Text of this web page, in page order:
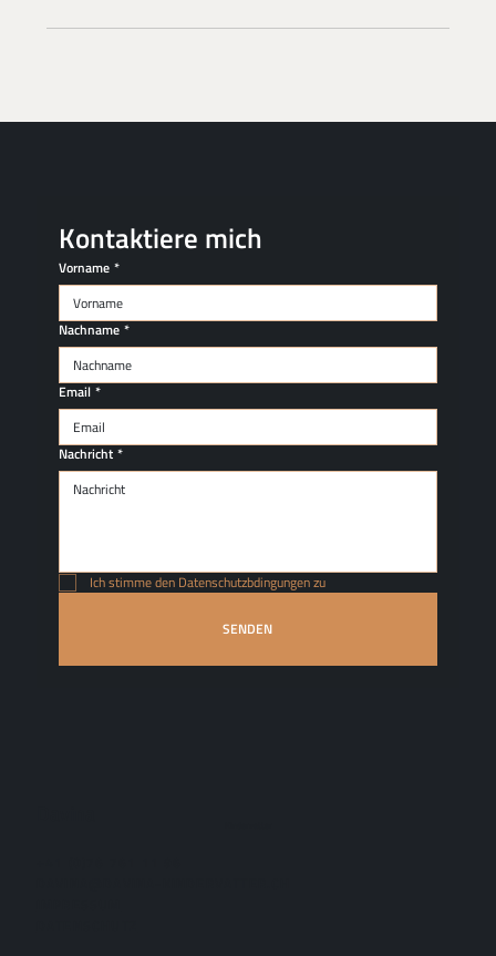
Kontaktiere mich
Vorname *
Nachname *
Email *
Nachricht *
Ich stimme den Datenschutzbdingungen zu
SENDEN